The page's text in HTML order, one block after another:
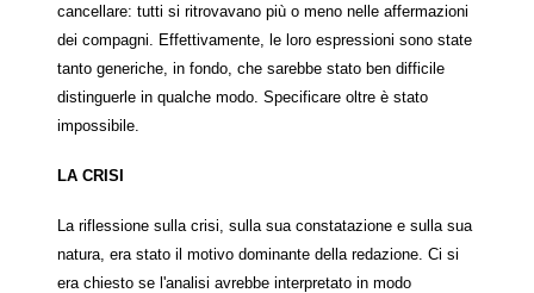
cancellare: tutti si ritrovavano più o meno nelle affermazioni
dei compagni. Effettivamente, le loro espressioni sono state
tanto generiche, in fondo, che sarebbe stato ben difficile
distinguerle in qualche modo. Specificare oltre è stato
impossibile.
LA CRISI
La riflessione sulla crisi, sulla sua constatazione e sulla sua
natura, era stato il motivo dominante della redazione. Ci si
era chiesto se l'analisi avrebbe interpretato in modo